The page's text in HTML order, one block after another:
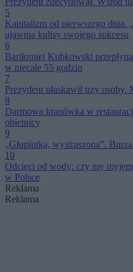
5
Kapitalizm od pierwszego dnia.
ujawnia kulisy swojego sukcesu
6
Bartłomiej Kubkowski
w niecałe 55 godzin
7
Prezydent ułaskawił trzy
8
Darmowa kranówka w
obietnicy
9
„Głupiutka, wystraszona”.
10
Odcięci od wody: czy my
w Polsce
Reklama
Reklama